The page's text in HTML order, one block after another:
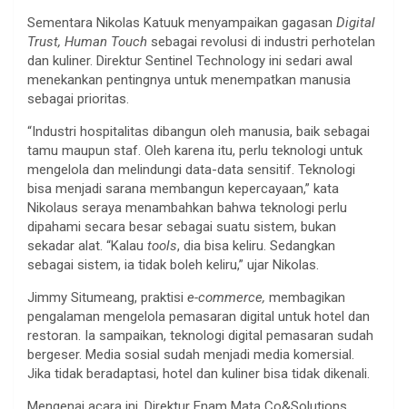
Sementara Nikolas Katuuk menyampaikan gagasan Digital
Trust, Human Touch sebagai revolusi di industri perhotelan
dan kuliner. Direktur Sentinel Technology ini sedari awal
menekankan pentingnya untuk menempatkan manusia
sebagai prioritas.
“Industri hospitalitas dibangun oleh manusia, baik sebagai
tamu maupun staf. Oleh karena itu, perlu teknologi untuk
mengelola dan melindungi data-data sensitif. Teknologi
bisa menjadi sarana membangun kepercayaan,” kata
Nikolaus seraya menambahkan bahwa teknologi perlu
dipahami secara besar sebagai suatu sistem, bukan
sekadar alat. “Kalau tools, dia bisa keliru. Sedangkan
sebagai sistem, ia tidak boleh keliru,” ujar Nikolas.
Jimmy Situmeang, praktisi e-commerce, membagikan
pengalaman mengelola pemasaran digital untuk hotel dan
restoran. Ia sampaikan, teknologi digital pemasaran sudah
bergeser. Media sosial sudah menjadi media komersial.
Jika tidak beradaptasi, hotel dan kuliner bisa tidak dikenali.